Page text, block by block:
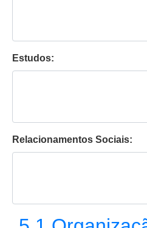
Estudos:
Relacionamentos Sociais: